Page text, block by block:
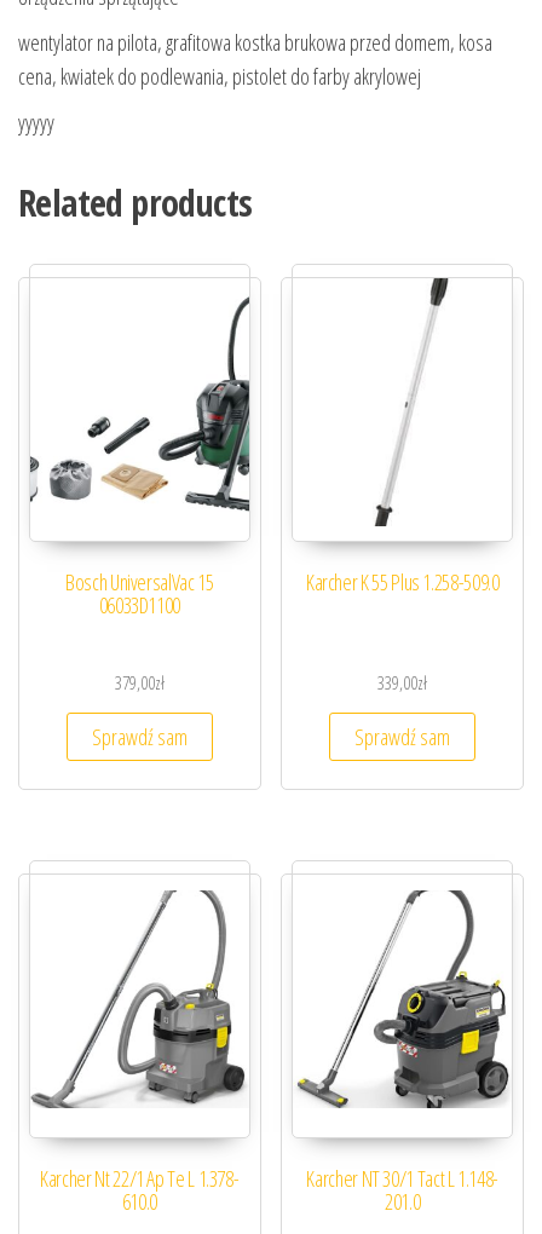
wentylator na pilota, grafitowa kostka brukowa przed domem, kosa
cena, kwiatek do podlewania, pistolet do farby akrylowej
yyyyy
Related products
Bosch UniversalVac 15
06033D1100
379,00zł
Sprawdź sam
Karcher K 55 Plus 1.258-509.0
339,00zł
Sprawdź sam
Karcher Nt 22/1 Ap Te L 1.378-
610.0
Karcher NT 30/1 Tact L 1.148-
201.0